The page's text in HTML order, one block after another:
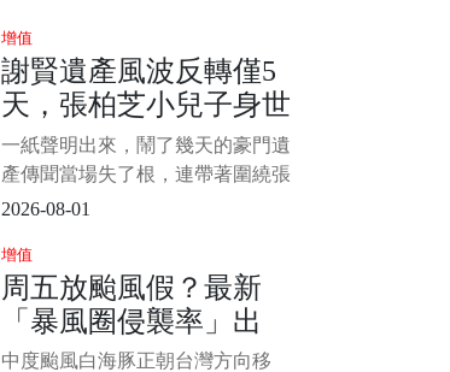
會覺得，血栓這種事，一定是和醫
院有關，要麼是腦梗、要麼是肺栓
塞，和日常生活沒什麼關係。 其
院，而是在床上最容易被發現。
1/15
增值
謝賢遺產風波反轉僅5
天，張柏芝小兒子身世
曝光，是我們誤會了
一紙聲明出來，鬧了幾天的豪門遺
產傳聞當場失了根，連帶著圍繞張
柏芝小兒子的身世猜測，也被證明
路上突然冒出一份說得極細的“遺囑
內容”，其中最扎眼的說法，是大部
分資產留給了兩位長孫，剩下一部
分由謝霆鋒和謝婷婷分配
2026-08-01
增值
周五放颱風假？最新
「暴風圈侵襲率」出
爐 北北基桃最高
中度颱風白海豚正朝台灣方向移